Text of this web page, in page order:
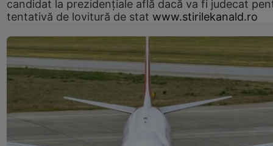
candidat la prezidențiale află dacă va fi judecat
tentativă de lovitură de stat www.stirilekanald.ro